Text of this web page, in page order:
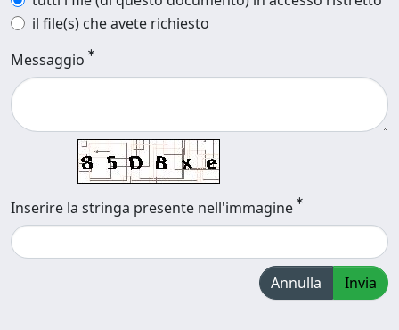
il file(s) che avete richiesto
Messaggio
Inserire la stringa presente nell'immagine
Annulla Invia